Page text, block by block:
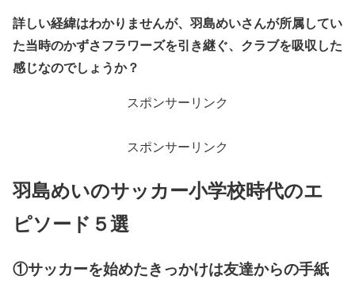
詳しい経緯はわかりませんが、羽島めいさんが所属してい
た当時のかずさフラワーズを引き継ぐ、クラブを吸収した
感じなのでしょうか？
スポンサーリンク
スポンサーリンク
羽島めいのサッカー小学校時代のエ
ピソード５選
①サッカーを始めたきっかけは友達からの手紙